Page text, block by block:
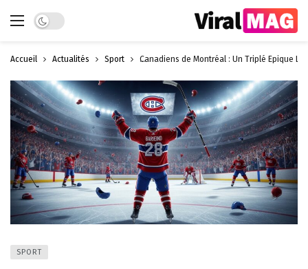
Dark mode
Accueil Actualités Sport Canadiens de Montréal : Un Triplé Épique
SPORT